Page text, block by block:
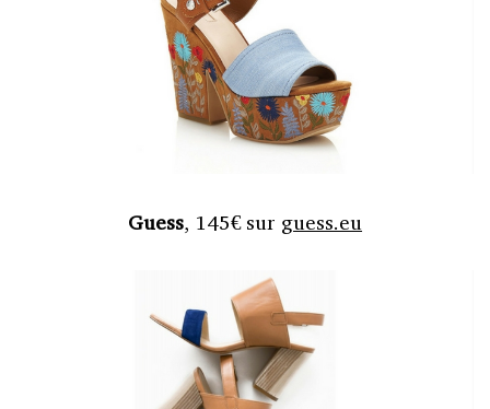
Guess, 145€ sur guess.eu